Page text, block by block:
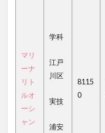
マリ
ーナ
リト
ルオ
ーシ
ャン
学科
江戸
川区
実技
浦安
8115
0